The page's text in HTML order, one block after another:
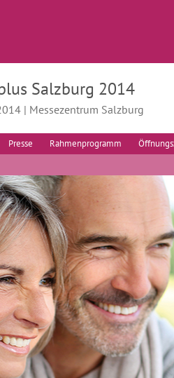
Salzburg 2014
| Messezentrum Salzburg
Presse Rahmenprogramm